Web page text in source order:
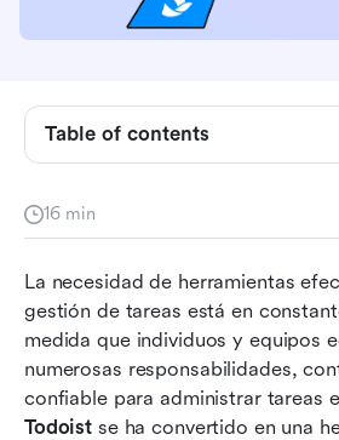
16 min
La necesidad de herramientas
gestión de tareas está en
medida que individuos y equipos
numerosas responsabilidades,
Todoist se ha convertido en una
Table of contents
¿Por qué explorar alternativas a
opción adecuada para tus
Por qué Lark es tu mejor opción
Conclusión
Preguntas frecuentes